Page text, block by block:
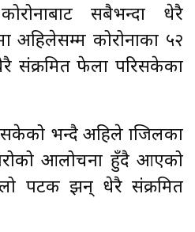
सबैभन्दा धेरै
अहिलेसम्म कोरोनाका ५२
संक्रमित फेला परिसकेका
भन्दै अहिले ब्राजिलका
आलोचना हुँदै आएको
पटक झन् धेरै संक्रमित